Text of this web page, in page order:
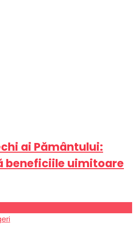
ai Pământului:
beneficiile uimitoare